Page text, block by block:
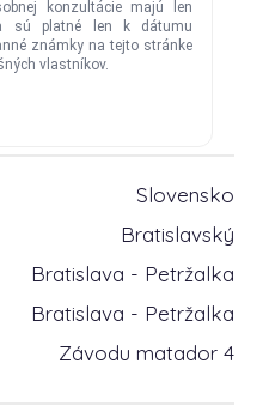
Slovensko
Bratislavský
Bratislava - Petržalka
Bratislava - Petržalka
Závodu matador 4